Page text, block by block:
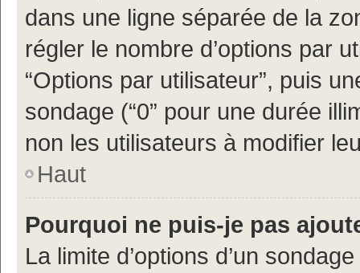
dans une ligne séparée de la
régler le nombre d’options par
“Options par utilisateur”, puis
sondage (“0” pour une durée
non les utilisateurs à modifier
Haut
Pourquoi ne puis-je pas
La limite d’options d’un